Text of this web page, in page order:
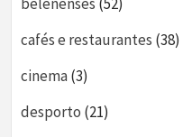
cafés e restaurantes (38)
cinema(3)
desporto (21)